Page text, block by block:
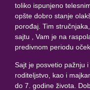
toliko ispunjeno
opšte dobro stanje
porođaj. Tim
sajtu , Vam je na
predivnom periodu
Sajt je posvetio pažnju
roditeljstvo, kao i
do 7. godine života.